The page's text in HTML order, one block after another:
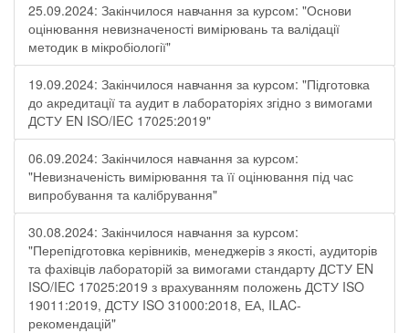
25.09.2024: Закінчилося навчання за курсом: "Основи
оцінювання невизначеності вимірювань та валідації
методик в мікробіології"
19.09.2024: Закінчилося навчання за курсом: "Підготовка
до акредитації та аудит в лабораторіях згідно з вимогами
ДСТУ EN ISO/IEC 17025:2019"
06.09.2024: Закінчилося навчання за курсом:
"Невизначеність вимірювання та її оцінювання під час
випробування та калібрування"
30.08.2024: Закінчилося навчання за курсом:
"Перепідготовка керівників, менеджерів з якості, аудиторів
та фахівців лабораторій за вимогами стандарту ДСТУ EN
ISO/IEC 17025:2019 з врахуванням положень ДСТУ ISO
19011:2019, ДСТУ ISO 31000:2018, ЕА, ILAC-
рекомендацій"